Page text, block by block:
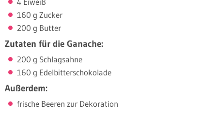
160 g Zucker
200 g Butter
Zutaten für die Ganache:
200 g Schlagsahne
160 g Edelbitterschokolade
Außerdem:
frische Beeren zur Dekoration